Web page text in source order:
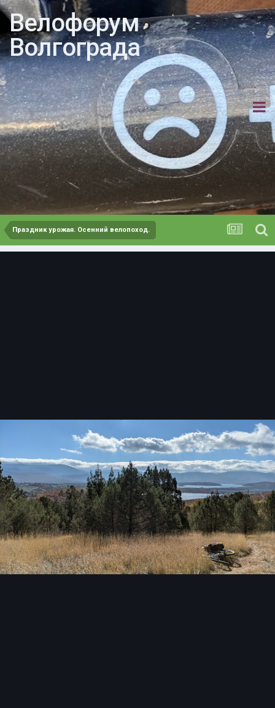
Велофорум
Волгограда
Праздник урожая. Осенний велопоход.